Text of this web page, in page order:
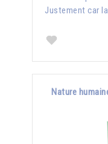
Justement car
Nature